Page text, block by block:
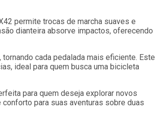
permite trocas de marcha suaves e
dianteira absorve impactos, oferecendo
cada pedalada mais eficiente. Este
ideal para quem busca uma bicicleta
para quem deseja explorar novos
para suas aventuras sobre duas